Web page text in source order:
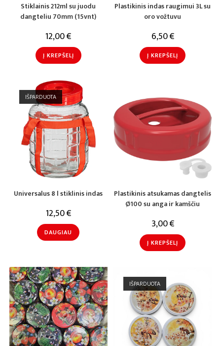
Stiklainis 212ml su juodu
dangteliu 70mm (15vnt)
12,00€
Į KREPŠELĮ
Plastikinis indas raugimui 3L su
oro vožtuvu
6,50€
Į KREPŠELĮ
IŠPARDUOTA
Universalus 8 l stiklinis indas
12,50€
DAUGIAU
Plastikinis atsukamas dangtelis
Ø100 su anga ir kamščiu
3,00€
Į KREPŠELĮ
IŠPARDUOTA